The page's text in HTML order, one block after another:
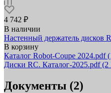
4 742 ₽
В наличии
Настенный держатель дисков
В корзину
Каталог Robot-Coupe 2024.pdf
Диски RC. Каталог-2025.pdf(2
Документы (2)